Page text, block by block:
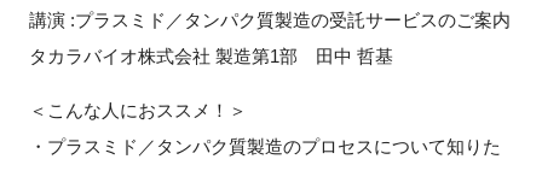
FAQ
講演 :プラスミド／タンパク質製造の受託サービスのご案内
タカラバイオ株式会社 製造第1部 田中 哲基
＜こんな人におススメ！＞
・プラスミド／タンパク質製造のプロセスについて知りた